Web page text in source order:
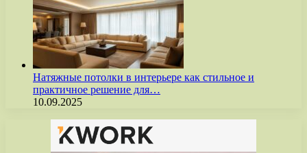
Натяжные потолки в интерьере как стильное и
практичное решение для…
10.09.2025